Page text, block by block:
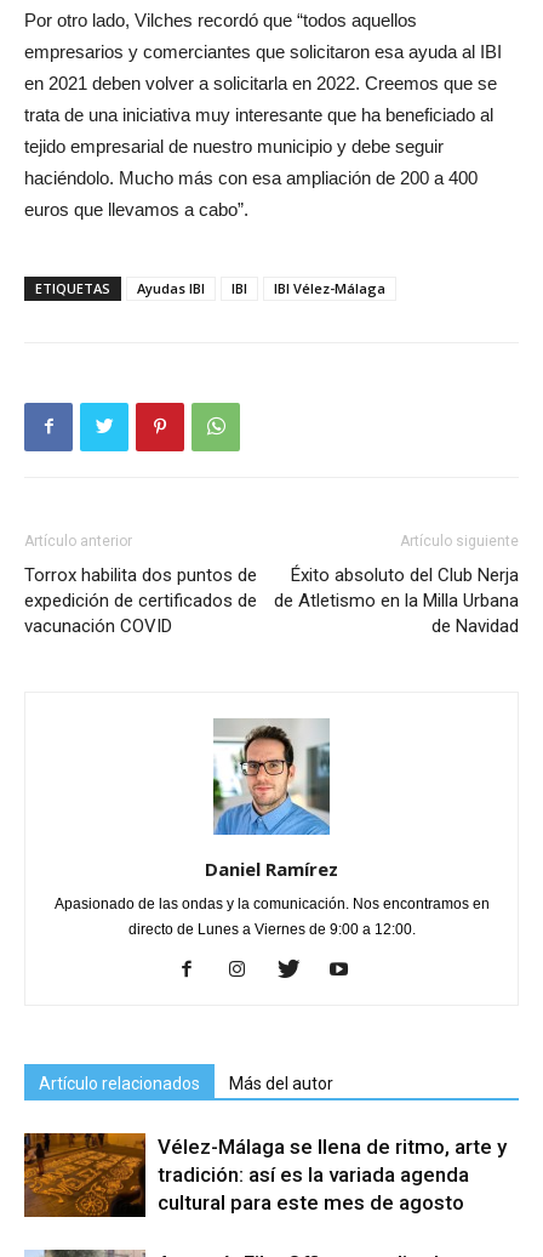
Por otro lado, Vilches recordó que “todos aquellos
empresarios y comerciantes que solicitaron esa ayuda al IBI
en 2021 deben volver a solicitarla en 2022. Creemos que se
trata de una iniciativa muy interesante que ha beneficiado al
tejido empresarial de nuestro municipio y debe seguir
haciéndolo. Mucho más con esa ampliación de 200 a 400
euros que llevamos a cabo”.
ETIQUETAS Ayudas IBI IBI IBI Vélez-Málaga
Artículo anterior
Torrox habilita dos puntos de
expedición de certificados de
vacunación COVID
Artículo siguiente
Éxito absoluto del Club Nerja
de Atletismo en la Milla Urbana
de Navidad
Daniel Ramírez
Apasionado de las ondas y la comunicación. Nos encontramos en
directo de Lunes a Viernes de 9:00 a 12:00.
Artículo relacionados Más del autor
Vélez-Málaga se llena de ritmo, arte y
tradición: así es la variada agenda
cultural para este mes de agosto